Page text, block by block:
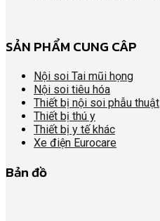
SẢN PHẨM CUNG CÂP
Nội soi Tai mũi họng
Nội soi tiêu hóa
Thiết bị nội soi phẫu thuật
Thiết bị thú y
Thiết bị y tế khác
Xe điện Eurocare
Bản đồ